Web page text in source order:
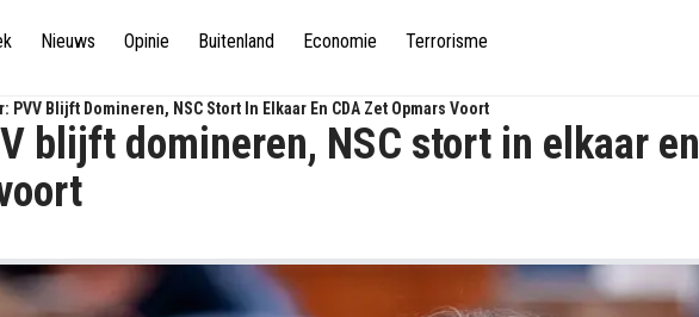
Nieuws Opinie Buitenland Economie Terrorisme
PVV Blijft Domineren, NSC Stort In Elkaar En CDA Zet Opmars Voort
blijft domineren, NSC stort in elkaar en